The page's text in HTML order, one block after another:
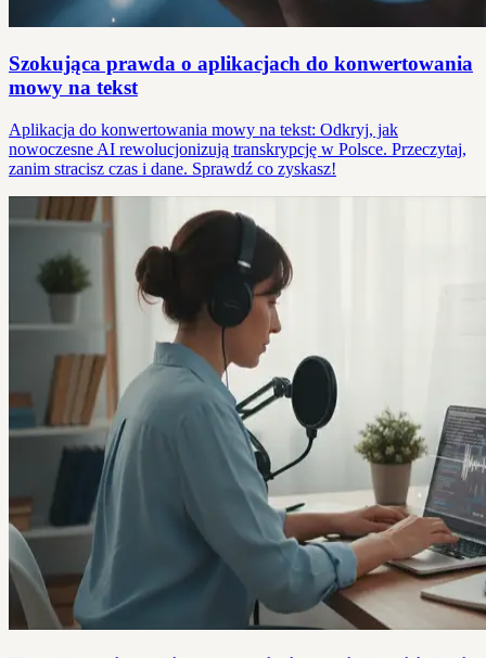
Szokująca prawda o aplikacjach do konwertowania
mowy na tekst
Aplikacja do konwertowania mowy na tekst: Odkryj, jak
nowoczesne AI rewolucjonizują transkrypcję w Polsce. Przeczytaj,
zanim stracisz czas i dane. Sprawdź co zyskasz!